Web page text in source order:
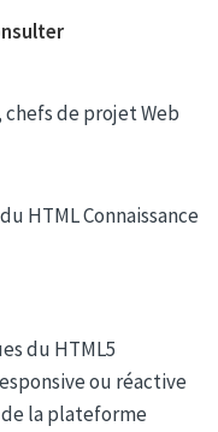
de projet Web
HTML Connaissance
du HTML5
ou réactive
la plateforme